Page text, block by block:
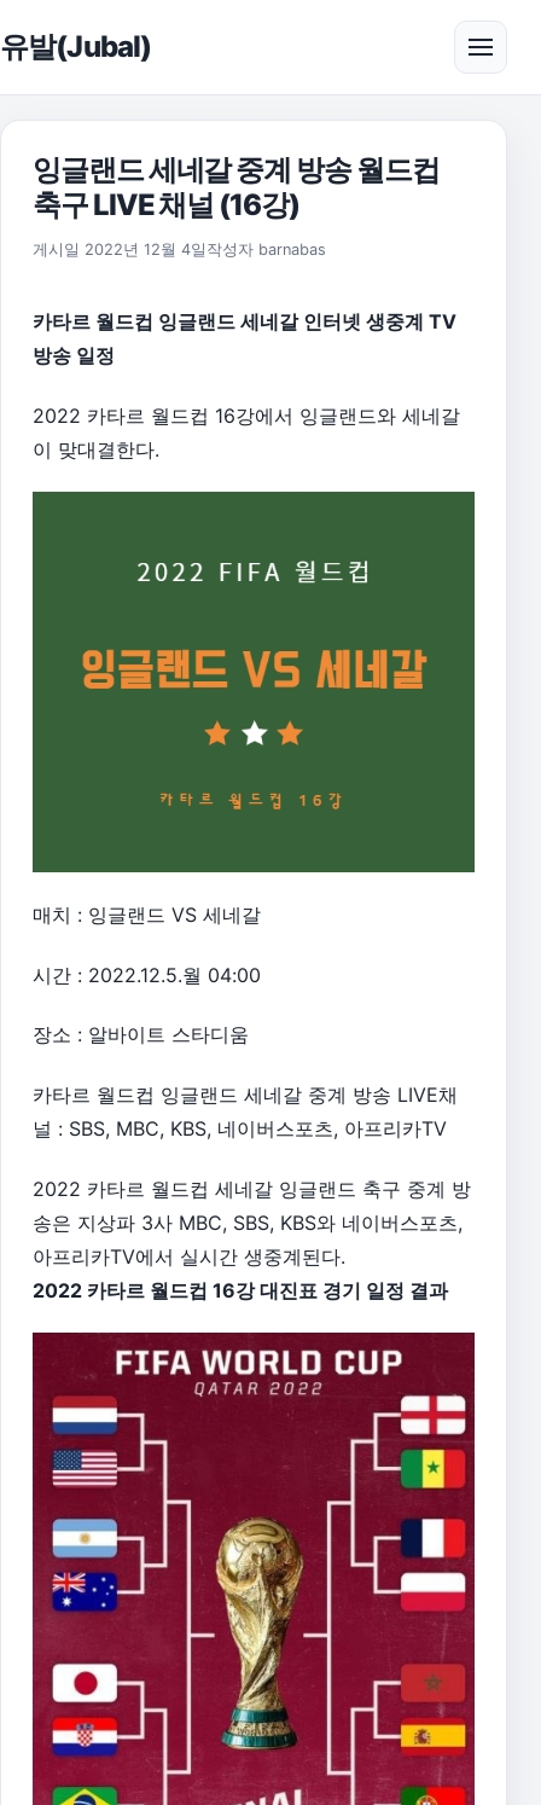
유발(Jubal) 메뉴
잉글랜드 세네갈 중계 방송 월드컵
축구 LIVE 채널 (16강)
게시일 2022년 12월 4일 2026년 8월 1일
작성자 barnabas
카타르 월드컵 잉글랜드 세네갈 인터넷 생중계 TV
방송 일정
2022 카타르 월드컵 16강에서 잉글랜드와 세네갈
이 맞대결한다.
매치 : 잉글랜드 VS 세네갈
시간 : 2022.12.5.월 04:00
장소 : 알바이트 스타디움
카타르 월드컵 잉글랜드 세네갈 중계 방송 LIVE채
널 : SBS, MBC, KBS, 네이버스포츠, 아프리카TV
2022 카타르 월드컵 세네갈 잉글랜드 축구 중계 방
송은 지상파 3사 MBC, SBS, KBS와 네이버스포츠,
아프리카TV에서 실시간 생중계된다.
2022 카타르 월드컵 16강 대진표 경기 일정 결과